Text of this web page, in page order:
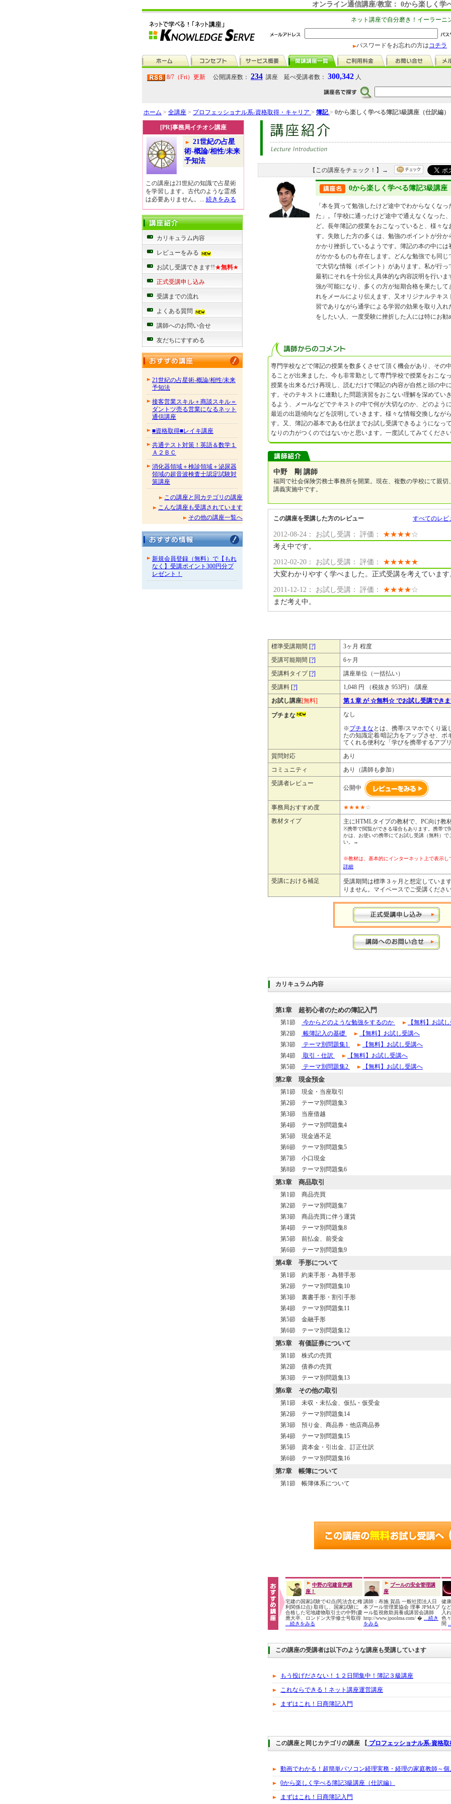
オンライン通信講座/教室： 0から楽しく学
ネット講座で自分磨き！イーラーニ
パスワードをお忘れの方はコチラ
8/7（Fri）更新 公開講座数： 234 講座 延べ受講者数： 300,342 人
ホーム > 全講座 > プロフェッショナル系-資格取得・キャリア > 簿記> 0から楽しく学べる簿記3級講座（仕訳編）
[PR]事務局イチオシ講座
21世紀の占星
術-概論/相性/未来
予知法
この講座は21世紀の知識で占星術
を学習します。古代のような霊感
は必要ありません。... 続きをみる
カリキュラム内容
レビューをみる
お試し受講できます!!★無料★
正式受講申し込み
受講までの流れ
よくある質問
講師へのお問い合せ
友だちにすすめる
21世紀の占星術-概論/相性/未来
予知法
接客営業スキル＋商談スキル＝
ダントツ売る営業になるネット
通信講座
■資格取得■レイキ講座
共通テスト対策！英語＆数学１
Ａ２ＢＣ
消化器領域＋検診領域＋泌尿器
領域の超音波検査士認定試験対
策講座
この講座と同カテゴリの講座
こんな講座も受講されています
その他の講座一覧へ
新規会員登録（無料）で【もれ
なく】受講ポイント300円分プ
レゼント！
【この講座をチェック！】→
0から楽しく学べる簿記3級講座
「本を買って勉強したけど途中でわからなくな
た」。｢学校に通ったけど途中で通えなくなった
ど。長年簿記の授業をおこなっていると、様々
す。失敗した方の多くは、勉強のポイントが分
かかり挫折しているようです。簿記の本の中に
がかかるものも存在します。どんな勉強でも同
で大切な情報（ポイント）があります。私が行
最初にそれを十分伝え具体的な内容説明を行い
強が可能になり、多くの方が短期合格を果たし
れをメールにより伝えます、又オリジナルテキ
習でありながら通学による学習の効果を取り入
をしたい人、一度受験に挫折した人には特にお勧
専門学校などで簿記の授業を数多くさせて頂く機会があり、その
ることが出来ました。今も非常勤として専門学校で授業をおこな
授業を出来るだけ再現し、読むだけで簿記の内容が自然と頭の中
す。そのテキストに連動した問題演習をおこない理解を深めてい
るよう、メールなどでテキストの中で何が大切なのか、どのよう
最近の出題傾向などを説明していきます。様々な情報交換しなが
す。又、簿記の基本である仕訳までお試し受講できるようになっ
なりの力がつくのではないかと思います。一度試してみてくださ
中野 剛 講師
福岡で社会保険労務士事務所を開業。現在、複数の学校にて親
講義実施中です。
この講座を受講した方のレビュー すべてのレビ
2012-08-24： お試し受講： 評価： ★★★★☆
考え中です。
2012-02-20： お試し受講： 評価： ★★★★★
大変わかりやすく学べました。正式受講を考えています
2011-12-12： お試し受講： 評価： ★★★★☆
まだ考え中。
標準受講期間 [?]
3ヶ月 程度
受講可能期間 [?]
6ヶ月
受講料タイプ[?]
講座単位（一括払い）
受講料 [?]
1,048 円 （税抜き 953円） /講座
お試し講座[無料] 第１章 が ☆無料☆ でお試し受講でき
プチまな
なし
※プチまな とは、携帯/スマホでくり返
たの知識定着/暗記力をアップさせ、ボ
てくれる便利な「学びを携帯するアプ
質問対応
あり
コミュニティ
あり（講師も参加）
受講者レビュー
公開中
事務局おすすめ度 ★★★★☆
教材タイプ
主にHTMLタイプの教材で、PC向け教
※携帯で閲覧ができる場合もあります。携帯で
かは、お使いの携帯にてお試し受講（無料）で
い。→
※教材は、基本的にインターネット上で表示
詳細
受講における補足
受講期間は標準３ヶ月と想定していま
りません。マイペースでご受講くださ
カリキュラム内容
第1章 超初心者のための簿記入門
第1節 今からどのような勉強をするのか
【無料】お試
第2節
帳簿記入の基礎
【無料】お試し受講へ
第3節
テーマ別問題集1
【無料】お試し受講へ
第4節
取引・仕訳
【無料】お試し受講へ
第5節
テーマ別問題集2 【無料】お試し受講へ
第2章 現金預金
第1節 現金・当座取引
第2節 テーマ別問題集3
第3節 当座借越
第4節 テーマ別問題集4
第5節 現金過不足
第6節 テーマ別問題集5
第7節 小口現金
第8節 テーマ別問題集6
第3章 商品取引
第1節 商品売買
第2節 テーマ別問題集7
第3節 商品売買に伴う運賃
第4節 テーマ別問題集8
第5節 前払金、前受金
第6節 テーマ別問題集9
第4章 手形について
第1節 約束手形・為替手形
第2節 テーマ別問題集10
第3節 裏書手形・割引手形
第4節 テーマ別問題集11
第5節 金融手形
第6節 テーマ別問題集12
第5章 有価証券について
第1節 株式の売買
第2節 債券の売買
第3節 テーマ別問題集13
第6章 その他の取引
第1節 未収・未払金、仮払・仮受金
第2節 テーマ別問題集14
第3節 預り金、商品券・他店商品券
第4節 テーマ別問題集15
第5節 資本金・引出金、訂正仕訳
第6節 テーマ別問題集16
第7章 帳簿について
第1節 帳簿体系について
中野の宅建音声講
座！
宅建の国家試験で42点(民法含む権
利関係12点) 取得し、国家試験に
合格した宅地建物取引士の中野(慶
應大卒、ロンドン大学修士号取得
...続きをみる
プールの安全管理講
座
講師：布施 賀晶 一般社団法人日
本プール管理業協会 理事 JPMAプ
ール監視救助員養成講習会講師
http://www.jpoolma.com/ �
...続き
をみる
健
な
入
色
間
この講座の受講者は以下のような講座も受講しています
もう投げださない！１２日間集中！簿記３級講座
これならできる！ネット講座運営講座
まずはこれ！日商簿記入門
この講座と同じカテゴリの講座 【 プロフェッショナル系-資格
動画でわかる！超簡単パソコン経理実務・経理の家庭教師～
0から楽しく学べる簿記3級講座（仕訳編）
まずはこれ！日商簿記入門